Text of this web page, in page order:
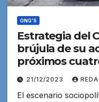
ONG'S
Estrategia del
brújula de su
próximos
21/12/2023
El escenario